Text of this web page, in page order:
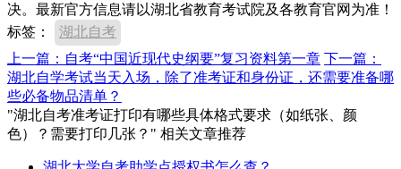
决。最新官方信息请以湖北省教育考试院及各教育官网为准！
标签：
湖北自考
上一篇：自考“中国近现代史纲要”复习资料第一章 下一篇：
湖北自学考试当天入场，除了准考证和身份证，还需要准备哪
些必备物品清单？
"湖北自考准考证打印有哪些具体格式要求（如纸张、颜
色）？需要打印几张？" 相关文章推荐